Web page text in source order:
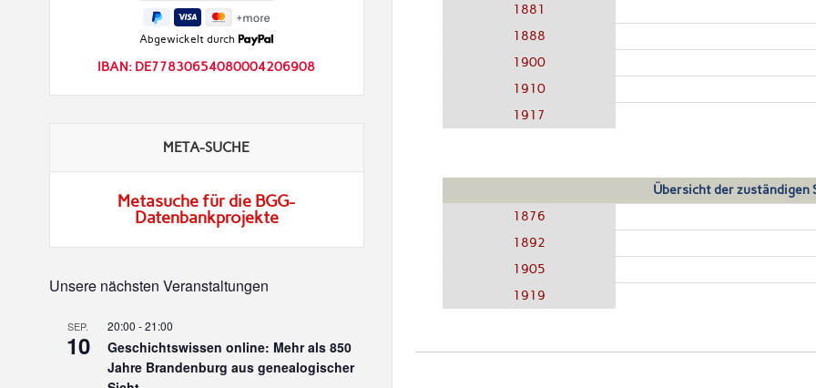
1881
1888
1900
1910
1917
Übersicht der zuständigen
1876
1892
1905
1919
Abgewickelt durch
IBAN: DE77830654080004206908
META-SUCHE
Metasuche für die BGG-
Datenbankprojekte
Unsere nächsten Veranstaltungen
SEP.
10
20:00 -21:00
Geschichtswissen online: Mehr als 850
Jahre Brandenburg aus genealogischer